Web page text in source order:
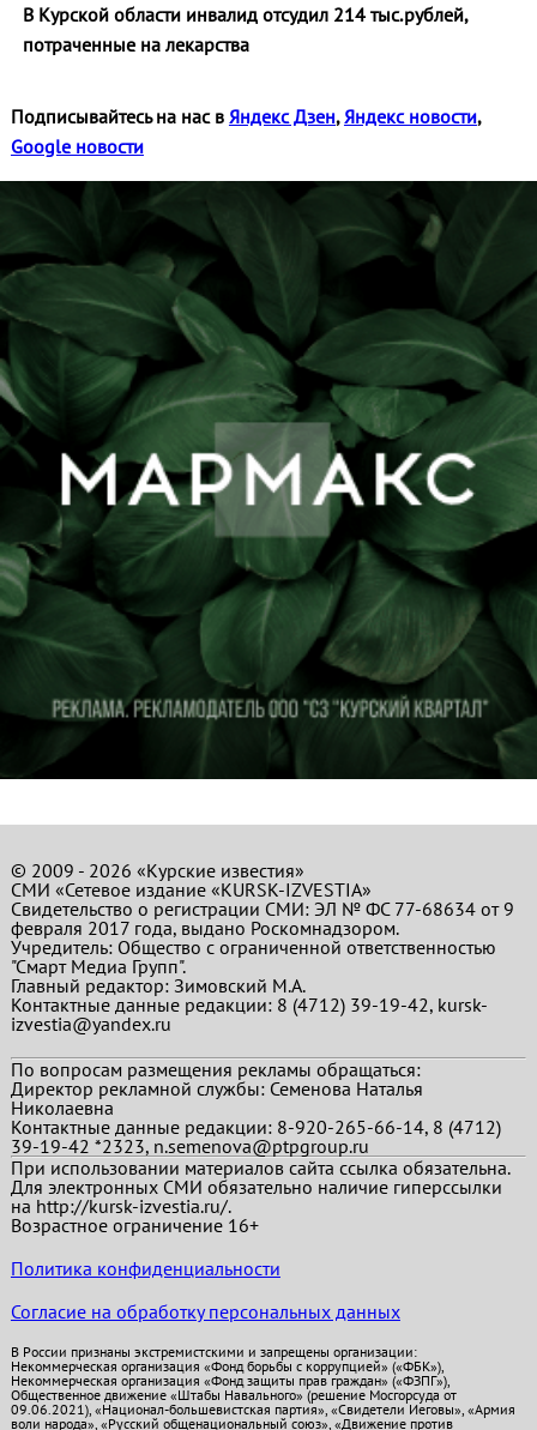
В Курской области инвалид отсудил 214 тыс.рублей,
потраченные на лекарства
Подписывайтесь на нас в Яндекс Дзен, Яндекс новости,
Google новости
© 2009 - 2026 «Курские известия»
СМИ «Сетевое издание «KURSK-IZVESTIA»
Свидетельство о регистрации СМИ: ЭЛ № ФС 77-68634 от 9
февраля 2017 года, выдано Роскомнадзором.
Учредитель: Общество с ограниченной ответственностью
"Смарт Медиа Групп".
Главный редактор:Зимовский М.А.
Контактные данные редакции: 8 (4712) 39-19-42, kursk-
izvestia@yandex.ru
По вопросам размещения рекламы обращаться:
Директор рекламной службы: Семенова Наталья
Николаевна
Контактные данные редакции: 8-920-265-66-14, 8 (4712)
39-19-42 *2323, n.semenova@ptpgroup.ru
При использовании материалов сайта ссылка обязательна.
Для электронных СМИ обязательно наличие гиперссылки
на http://kursk-izvestia.ru/.
Возрастное ограничение 16+
Политика конфиденциальности
Согласие на обработку персональных данных
В России признаны экстремистскими и запрещены организации:
Некоммерческая организация «Фонд борьбы с коррупцией» («ФБК»),
Некоммерческая организация «Фонд защиты прав граждан» («ФЗПГ»),
Общественное движение «Штабы Навального» (решение Мосгорсуда от
09.06.2021), «Национал-большевистская партия», «Свидетели Иеговы», «Армия
воли народа», «Русский общенациональный союз», «Движение против